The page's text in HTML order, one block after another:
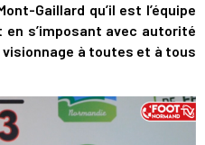
Gaillard qu’il est l’équipe
s’imposant avec autorité
à toutes et à tous